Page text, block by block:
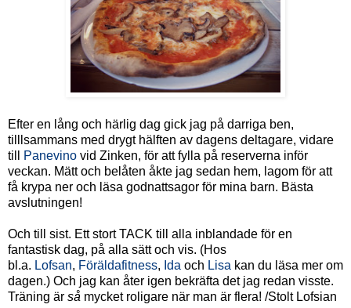
Efter en lång och härlig dag gick jag på darriga ben,
tilllsammans med drygt hälften av dagens deltagare, vidare
till
Panevino vid Zinken, för att fylla på reserverna inför
veckan. Mätt och belåten åkte jag sedan hem, lagom för att
få krypa ner och läsa godnattsagor för mina barn. Bästa
avslutningen!
Och till sist. Ett stort TACK till alla inblandade för en
fantastisk dag, på alla sätt och vis. (Hos
bl.a. Lofsan, Föräldafitness, Ida och Lisa kan du läsa mer om
dagen.) Och jag kan åter igen bekräfta det jag redan visste.
Träning är så mycket roligare när man är flera! /Stolt Lofsian